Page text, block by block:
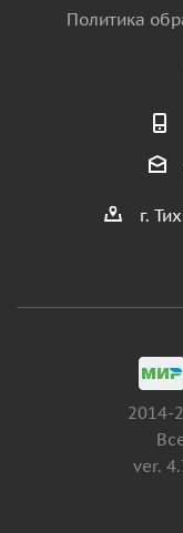
Политика
г.
2014-
ver.